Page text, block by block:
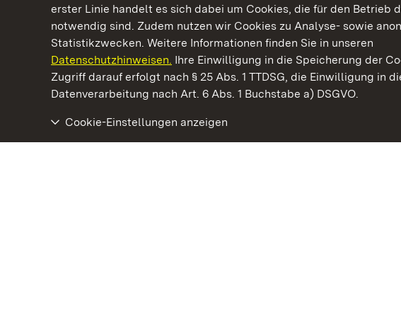
erster Linie handelt es sich dabei um Cookies, die für den Betrieb
notwendig sind. Zudem nutzen wir Cookies zu Analyse- sowie
Statistikzwecken. Weitere Informationen finden Sie in unseren
Datenschutzhinweisen. Ihre Einwilligung in die Speicherung der
Zugriff darauf erfolgt nach § 25 Abs. 1 TTDSG, die Einwilligung in
Datenverarbeitung nach Art. 6 Abs. 1 Buchstabe a) DSGVO.
Cookie-Einstellungen anzeigen
Kommen. Staunen. Genießen.